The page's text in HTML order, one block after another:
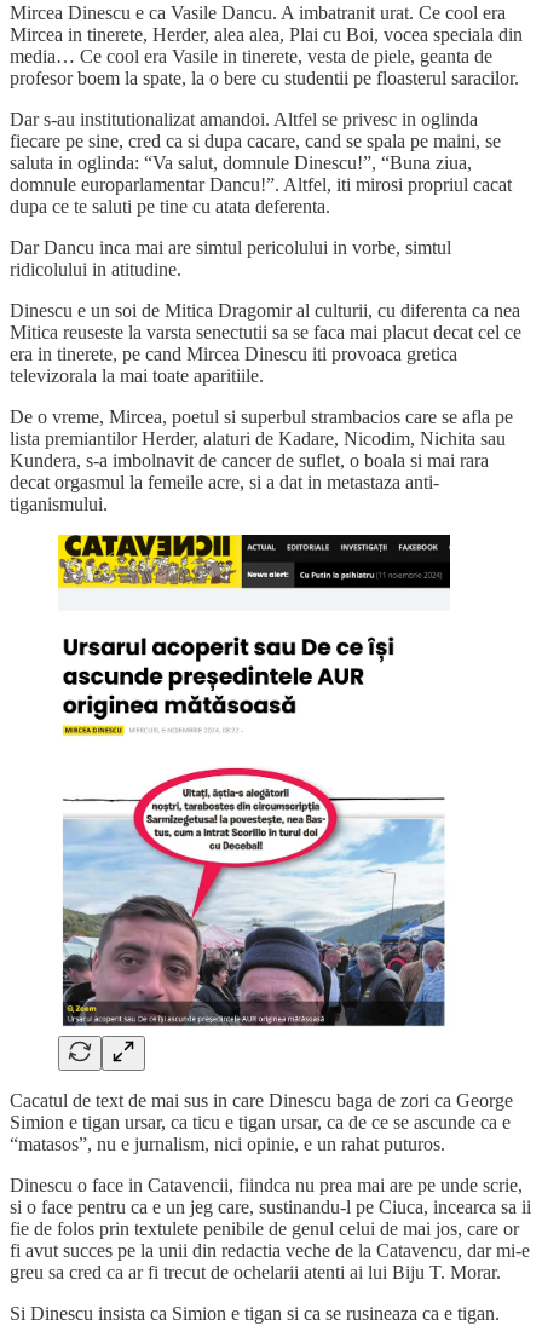
Mircea Dinescu e ca Vasile Dancu. A imbatranit urat. Ce cool era
Mircea in tinerete, Herder, alea alea, Plai cu Boi, vocea speciala din
media… Ce cool era Vasile in tinerete, vesta de piele, geanta de
profesor boem la spate, la o bere cu studentii pe floasterul saracilor.
Dar s-au institutionalizat amandoi. Altfel se privesc in oglinda
fiecare pe sine, cred ca si dupa cacare, cand se spala pe maini, se
saluta in oglinda: “Va salut, domnule Dinescu!”, “Buna ziua,
domnule europarlamentar Dancu!”. Altfel, iti mirosi propriul cacat
dupa ce te saluti pe tine cu atata deferenta.
Dar Dancu inca mai are simtul pericolului in vorbe, simtul
ridicolului in atitudine.
Dinescu e un soi de Mitica Dragomir al culturii, cu diferenta ca nea
Mitica reuseste la varsta senectutii sa se faca mai placut decat cel ce
era in tinerete, pe cand Mircea Dinescu iti provoaca gretica
televizorala la mai toate aparitiile.
De o vreme, Mircea, poetul si superbul strambacios care se afla pe
lista premiantilor Herder, alaturi de Kadare, Nicodim, Nichita sau
Kundera, s-a imbolnavit de cancer de suflet, o boala si mai rara
decat orgasmul la femeile acre, si a dat in metastaza anti-
tiganismului.
Cacatul de text de mai sus in care Dinescu baga de zori ca George
Simion e tigan ursar, ca ticu e tigan ursar, ca de ce se ascunde ca e
“matasos”, nu e jurnalism, nici opinie, e un rahat puturos.
Dinescu o face in Catavencii, fiindca nu prea mai are pe unde scrie,
si o face pentru ca e un jeg care, sustinandu-l pe Ciuca, incearca sa ii
fie de folos prin textulete penibile de genul celui de mai jos, care or
fi avut succes pe la unii din redactia veche de la Catavencu, dar mi-e
greu sa cred ca ar fi trecut de ochelarii atenti ai lui Biju T. Morar.
Si Dinescu insista ca Simion e tigan si ca se rusineaza ca e tigan.